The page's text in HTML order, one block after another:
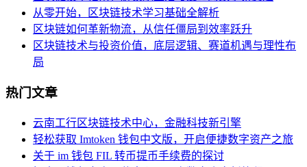
从零开始，区块链技术学习基础全解析
区块链如何革新物流，从信任僵局到效率跃升
区块链技术与投资价值，底层逻辑、赛道机遇与理性布
局
热门文章
云南工行区块链技术中心，金融科技新引擎
轻松获取 Imtoken 钱包中文版，开启便捷数字资产之旅
关于 im 钱包 FIL 转币提币手续费的探讨